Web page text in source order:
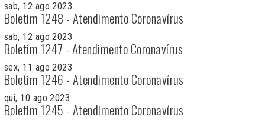
sab, 12 ago 2023
Boletim 1248 - Atendimento Coronavírus
sab, 12 ago 2023
Boletim 1247 - Atendimento Coronavírus
sex, 11 ago 2023
Boletim 1246 - Atendimento Coronavírus
qui, 10 ago 2023
Boletim 1245 - Atendimento Coronavírus